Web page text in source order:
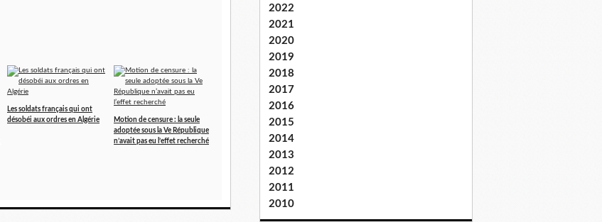
Les soldats français qui ont
désobéi aux ordres en Algérie
Motion de censure : la seule
adoptée sous la Ve République
n’avait pas eu l’effet recherché
2022
2021
2020
2019
2018
2017
2016
2015
2014
2013
2012
2011
2010